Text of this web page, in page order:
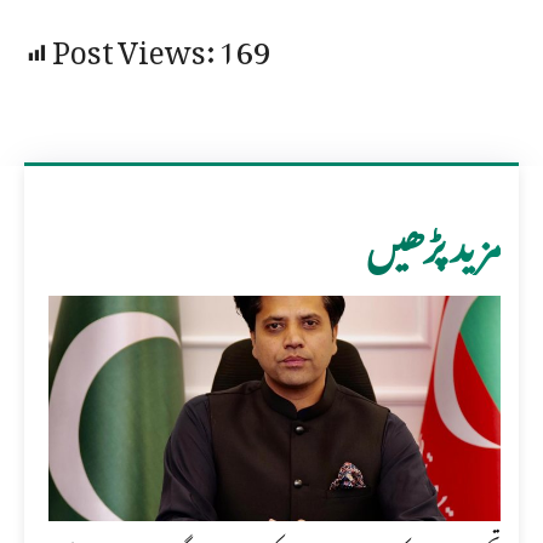
Post Views:169
مزید پڑھیں